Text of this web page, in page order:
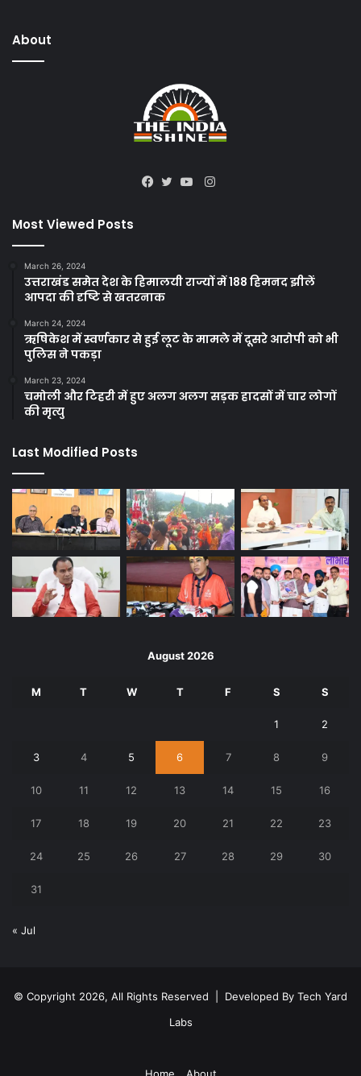
About
Instagram
Most Viewed Posts
March 26, 2024
उत्तराखंड समेत देश के हिमालयी राज्यों में 188 हिमनद झीलें
आपदा की दृष्टि से खतरनाक
March 24, 2024
ऋषिकेश में स्वर्णकार से हुई लूट के मामले में दूसरे आरोपी को भी
पुलिस ने पकड़ा
March 23, 2024
चमोली और टिहरी में हुए अलग अलग सड़क हादसों में चार लोगों
की मृत्यु
Last Modified Posts
August 2026
M T W T F S S
1 2
3 4 5 6 7 8 9
10 11 12 13 14 15 16
17 18 19 20 21 22 23
24 25 26 27 28 29 30
31
« Jul
© Copyright 2026, All Rights Reserved | Developed By Tech Yard
Labs